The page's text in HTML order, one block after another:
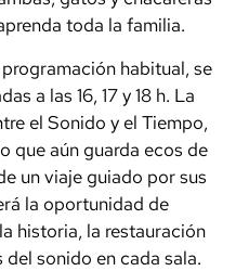
toda la familia.
habitual, se
a las 16, 17 y 18 h. La
el Sonido y el Tiempo,
que aún guarda ecos de
un viaje guiado por sus
la oportunidad de
historia, la restauración
sonido en cada sala.